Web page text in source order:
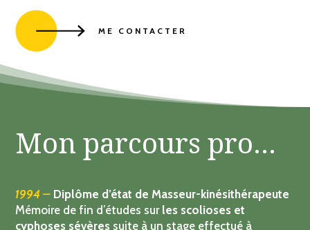
Mon parcours pro…
1994–Diplôme d’état de Masseur-kinésithérapeute
Mémoire de fin d’études surles scolioses et